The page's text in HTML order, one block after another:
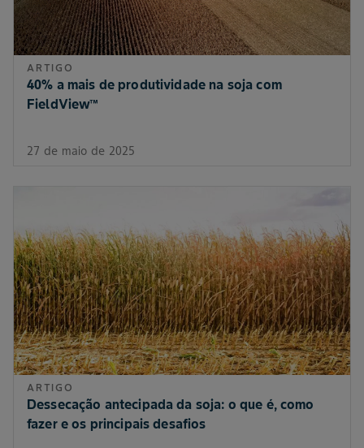
ARTIGO
40% a mais de produtividade na soja com
FieldView™
27 de maio de 2025
ARTIGO
Dessecação antecipada da soja: o que é, como
fazer e os principais desafios